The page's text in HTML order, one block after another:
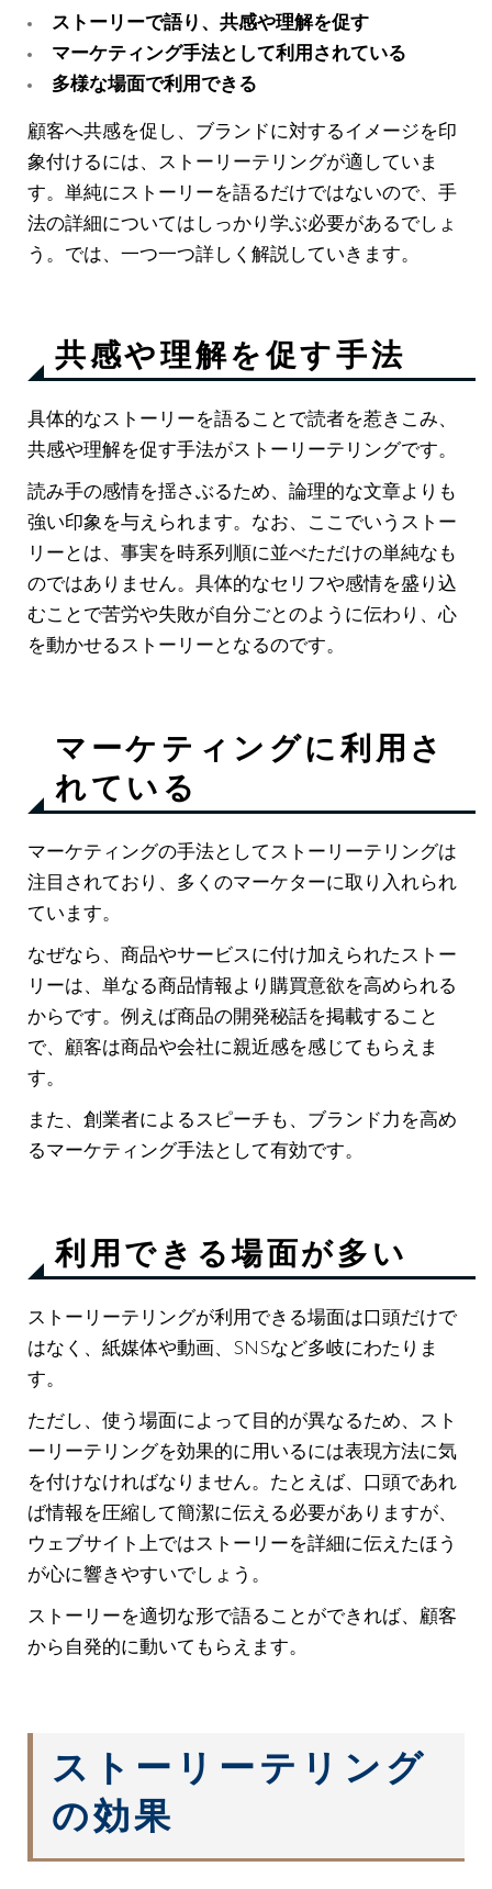
ストーリーで語り、共感や理解を促す
マーケティング手法として利用されている
多様な場面で利用できる
顧客へ共感を促し、ブランドに対するイメージを印
象付けるには、ストーリーテリングが適していま
す。単純にストーリーを語るだけではないので、手
法の詳細についてはしっかり学ぶ必要があるでしょ
う。では、一つ一つ詳しく解説していきます。
共感や理解を促す手法
具体的なストーリーを語ることで読者を惹きこみ、
共感や理解を促す手法がストーリーテリングです。
読み手の感情を揺さぶるため、論理的な文章よりも
強い印象を与えられます。なお、ここでいうストー
リーとは、事実を時系列順に並べただけの単純なも
のではありません。具体的なセリフや感情を盛り込
むことで苦労や失敗が自分ごとのように伝わり、心
を動かせるストーリーとなるのです。
マーケティングに利用さ
れている
マーケティングの手法としてストーリーテリングは
注目されており、多くのマーケターに取り入れられ
ています。
なぜなら、商品やサービスに付け加えられたストー
リーは、単なる商品情報より購買意欲を高められる
からです。例えば商品の開発秘話を掲載すること
で、顧客は商品や会社に親近感を感じてもらえま
す。
また、創業者によるスピーチも、ブランド力を高め
るマーケティング手法として有効です。
利用できる場面が多い
ストーリーテリングが利用できる場面は口頭だけで
はなく、紙媒体や動画、SNSなど多岐にわたりま
す。
ただし、使う場面によって目的が異なるため、スト
ーリーテリングを効果的に用いるには表現方法に気
を付けなければなりません。たとえば、口頭であれ
ば情報を圧縮して簡潔に伝える必要がありますが、
ウェブサイト上ではストーリーを詳細に伝えたほう
が心に響きやすいでしょう。
ストーリーを適切な形で語ることができれば、顧客
から自発的に動いてもらえます。
ストーリーテリング
の効果